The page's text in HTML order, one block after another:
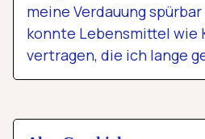
meine Verdauung
konnte Lebensmittel wie
vertragen, die ich lange